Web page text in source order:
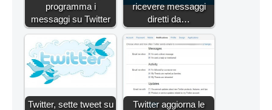
programma i
messaggi su Twitter
ricevere messaggi
diretti da…
Twitter, sette tweet su
Twitter aggiorna le